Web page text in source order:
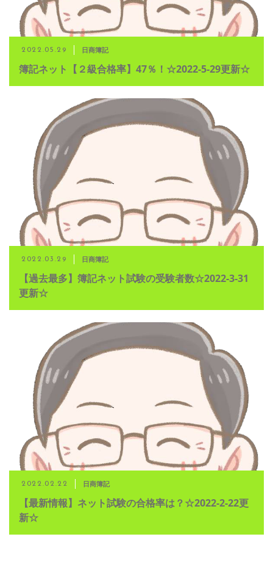
2022.05.29 日商簿記
簿記ネット【２級合格率】47％！☆2022-5-29更新☆
2022.03.29 日商簿記
【過去最多】簿記ネット試験の受験者数☆2022-3-31
更新☆
2022.02.22 日商簿記
【最新情報】ネット試験の合格率は？☆2022-2-22更
新☆